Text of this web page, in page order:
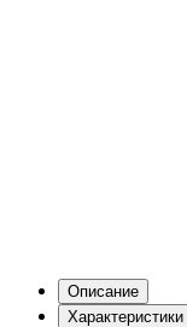
Описание
Характеристики